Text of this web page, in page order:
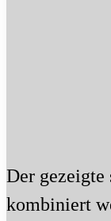
Der
kombiniert